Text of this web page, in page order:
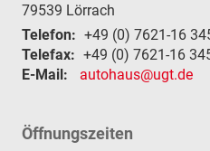
79539 Lörrach
Telefon: +49 (0) 7621-16
Telefax: +49 (0) 7621-16
E-Mail:
autohaus@ugt.de
Öffnungszeiten